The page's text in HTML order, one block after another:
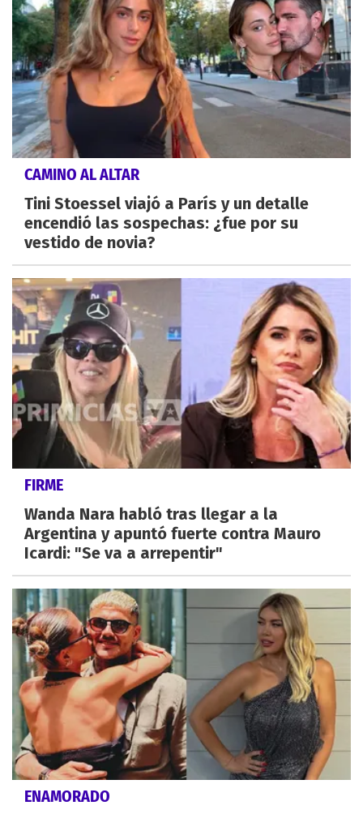
CAMINO AL ALTAR
Tini Stoessel viajó a París y un detalle
encendió las sospechas: ¿fue por su
vestido de novia?
FIRME
Wanda Nara habló tras llegar a la
Argentina y apuntó fuerte contra Mauro
Icardi: "Se va a arrepentir"
ENAMORADO